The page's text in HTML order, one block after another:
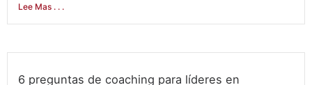
Lee Mas . . .
6 preguntas de coaching para líderes en